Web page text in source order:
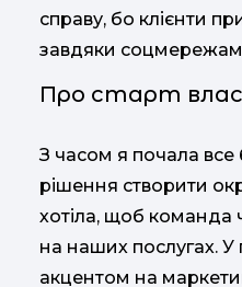
справу, бо клієнти
завдяки
Про старт
З часом я почала все
рішення створити
хотіла, щоб команда
на наших послугах. У
акцентом на